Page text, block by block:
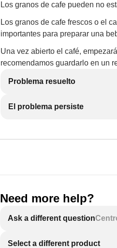
Los granos de cafe pueden no
Los granos de cafe frescos o el
importantes para preparar una
Una vez abierto el café,
recomendamos guardarlo en un
Problema resuelto
El problema persiste
Need more help?
Ask a different question
Select a different product